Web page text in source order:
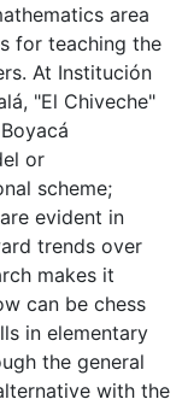
area
for teaching the
At Institución
"El Chiveche"
or
scheme;
evident in
trends over
makes it
can be chess
in elementary
the general
with the